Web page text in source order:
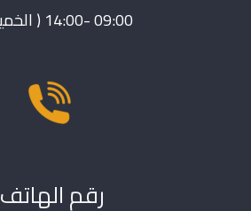
09:00 -14:00 ( الخميس )
رقم الهاتف